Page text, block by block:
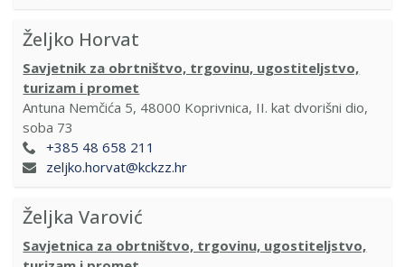
Željko Horvat
Savjetnik za obrtništvo, trgovinu, ugostiteljstvo,
turizam i promet
Antuna Nemčića 5, 48000 Koprivnica, II. kat dvorišni dio,
soba 73
+385 48 658 211
zeljko.horvat@kckzz.hr
Željka Varović
Savjetnica za obrtništvo, trgovinu, ugostiteljstvo,